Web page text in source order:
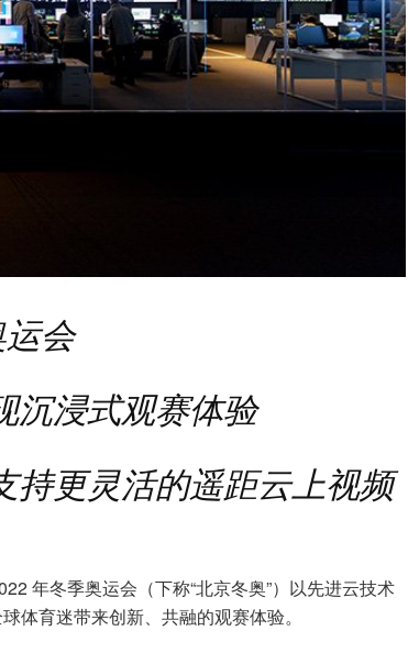
会
沉浸式观赛体验
持更灵活的遥距云上视频
年冬季奥运会（下称“北京冬奥”）以先进云技术
体育迷带来创新、共融的观赛体验。